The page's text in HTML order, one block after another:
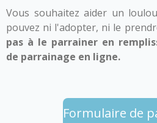
Vous souhaitez aider un
pouvez ni l'adopter, ni le
pas à le parrainer en
de parrainage en ligne.
Formulaire de